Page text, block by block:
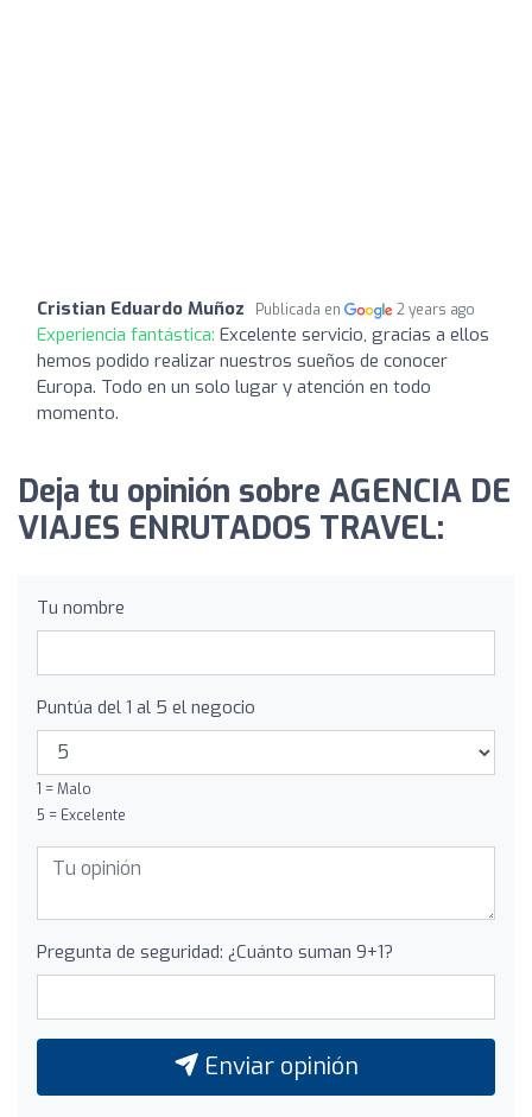
Cristian Eduardo Muñoz Publicada en 2 years ago
Experiencia fantástica: Excelente servicio, gracias a ellos
hemos podido realizar nuestros sueños de conocer
Europa. Todo en un solo lugar y atención en todo
momento.
Deja tu opinión sobre AGENCIA DE
VIAJES ENRUTADOS TRAVEL:
Tu nombre
Puntúa del 1 al 5 el negocio
1 = Malo
5 = Excelente
Pregunta de seguridad: ¿Cuánto suman 9+1?
Enviar opinión